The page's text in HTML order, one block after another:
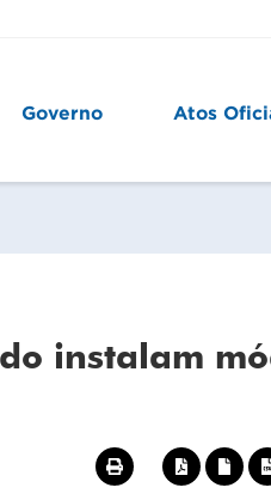
Governo Atos
instalam